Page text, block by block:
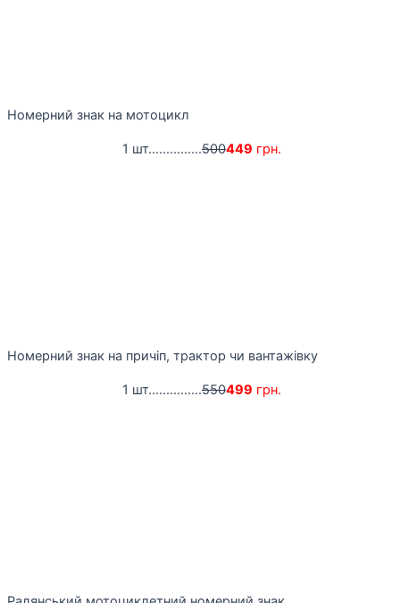
Номерний знак на мотоцикл
1 шт...............500449 грн.
Номерний знак на причіп, трактор чи вантажівку
1 шт...............550499 грн.